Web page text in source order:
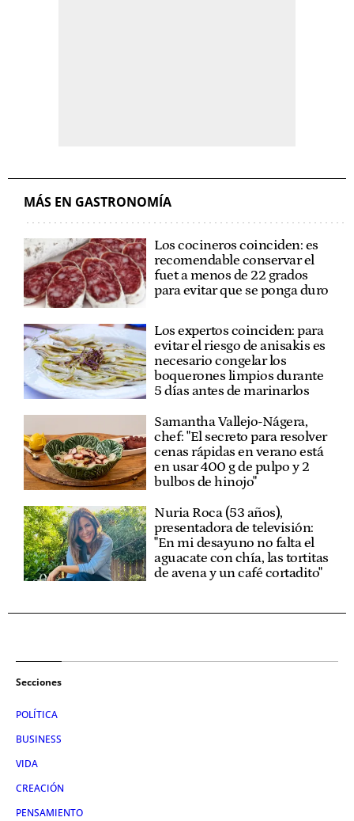
MÁS EN GASTRONOMÍA
Los cocineros coinciden: es
recomendable conservar el
fuet a menos de 22 grados
para evitar que se ponga duro
Los expertos coinciden: para
evitar el riesgo de anisakis es
necesario congelar los
boquerones limpios durante
5 días antes de marinarlos
Samantha Vallejo-Nágera,
chef: "El secreto para resolver
cenas rápidas en verano está
en usar 400 g de pulpo y 2
bulbos de hinojo"
Nuria Roca (53 años),
presentadora de televisión:
"En mi desayuno no falta el
aguacate con chía, las tortitas
de avena y un café cortadito"
Secciones
POLÍTICA
BUSINESS
VIDA
CREACIÓN
PENSAMIENTO